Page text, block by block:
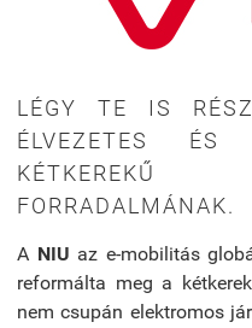
LÉGY TE IS
ÉLVEZETES ÉS
FORRADALMÁNAK.
A NIU az e-mobilitás
reformálta meg a
nem csupán elektromos